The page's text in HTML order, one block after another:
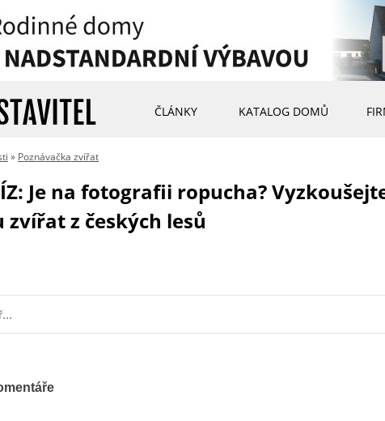
ČLÁNKY KATALOG DOMŮ
» Poznávačka zvířat
Je na fotografii ropucha?
zvířat z českých lesů